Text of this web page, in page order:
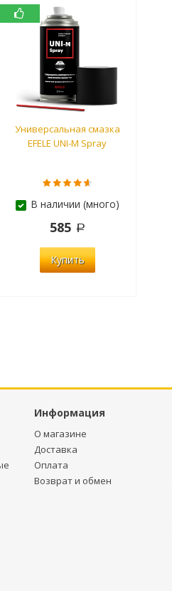
Универсальная смазка
EFELE UNI-M Spray
В наличии (много)
585
Купить
Информация
О магазине
Доставка
Оплата
Возврат и обмен